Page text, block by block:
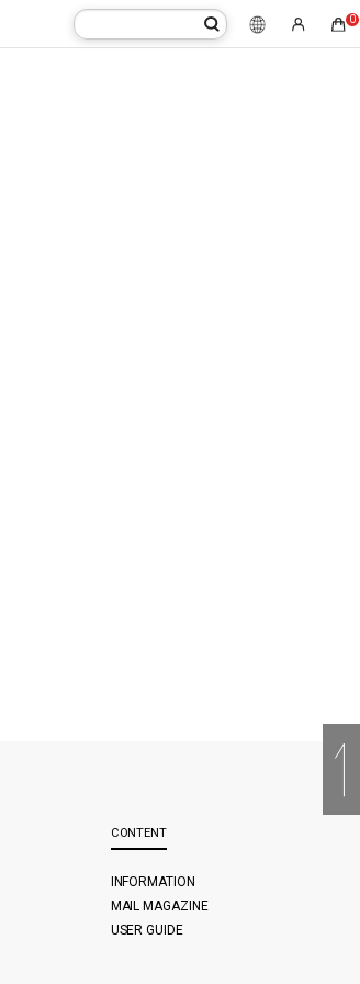
0
CONTENT
INFORMATION
MAIL MAGAZINE
USER GUIDE